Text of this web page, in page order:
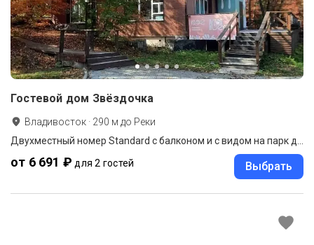
Гостевой дом Звёздочка
Владивосток · 290 м до Реки
от 6 691 ₽ для 2 гостей Выбрать